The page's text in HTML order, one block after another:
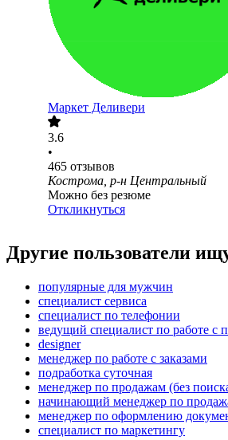
Маркет Деливери
3.6
•
465 отзывов
Кострома, р-н Центральный
Можно без резюме
Откликнуться
Другие пользователи
популярные для мужчин
специалист сервиса
специалист по телефонии
ведущий специалист по работе с
designer
менеджер по работе с заказами
подработка суточная
менеджер по продажам (без
начинающий менеджер по
менеджер по оформлению
специалист по маркетингу